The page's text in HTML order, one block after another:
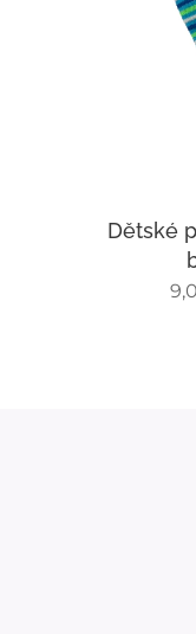
Dětské